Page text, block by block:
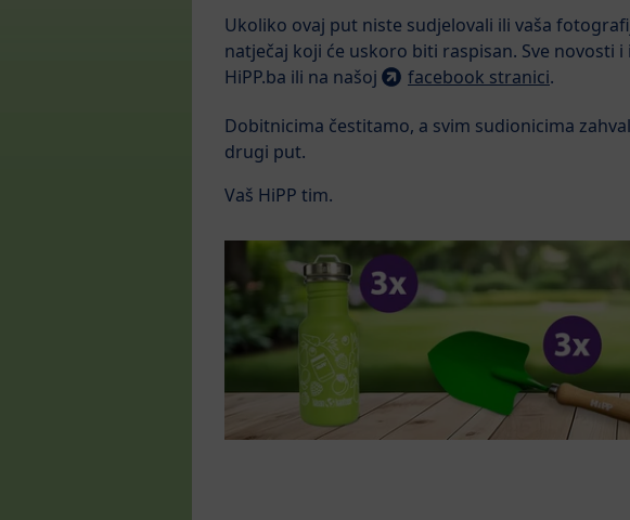
Ukoliko ovaj put niste sudjelovali ili vaša
natječaj koji će uskoro biti raspisan. Sve
HiPP.ba ili na našoj
facebook stranici.
Dobitnicima čestitamo, a svim sudionicima
drugi put.
Vaš HiPP tim.